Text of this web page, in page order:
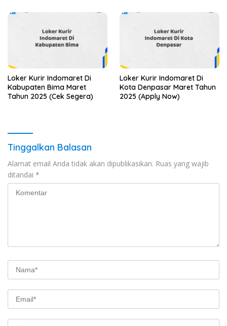
Loker Kurir Indomaret Di
Kabupaten Bima Maret
Tahun 2025 (Cek Segera)
Loker Kurir Indomaret Di
Kota Denpasar Maret Tahun
2025 (Apply Now)
Tinggalkan Balasan
Alamat email Anda tidak akan dipublikasikan. Ruas yang wajib
ditandai *